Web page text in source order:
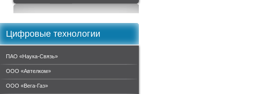
Цифровые технологии
ПАО «Наука-Связь»
ООО «Автелком»
ООО «Вега-Газ»